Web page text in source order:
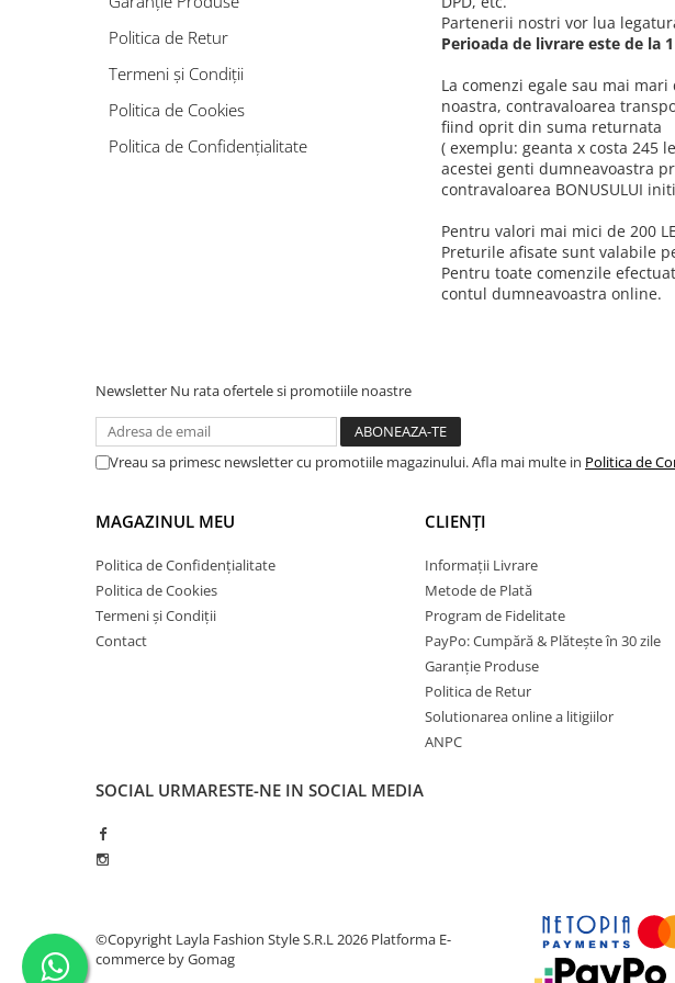
Genți Argintii
Genți Maro
Genți Negre
Genți Portocalii
Partenerii nostri vor lua
Perioada de livrare este de la
La comenzi egale sau mai mari
noastra, contravaloarea
fiind oprit din suma returnata
( exemplu: geanta x costa 245
acestei genti dumneavoastra
contravaloarea BONUSULUI
Pentru valori mai mici de 200
Preturile afisate sunt valabile
Pentru toate comenzile
contul dumneavoastra online.
Politica de Retur
Termeni și Condiții
Politica de Cookies
Politica de Confidențialitate
Newsletter Nu rata ofertele si promotiile noastre
Vreau sa primesc newsletter cu promotiile magazinului. Afla mai multe in Politica de
MAGAZINUL MEU
Politica de Confidențialitate
Politica de Cookies
Termeni și Condiții
Contact
CLIENȚI
Informații Livrare
Metode de Plată
Program de Fidelitate
PayPo: Cumpără & Plătește în 30 zile
Garanție Produse
Politica de Retur
Solutionarea online a litigiilor
ANPC
SOCIAL URMARESTE-NE IN SOCIAL MEDIA
©Copyright Layla Fashion Style S.R.L 2026 Platforma E-
commerce by Gomag